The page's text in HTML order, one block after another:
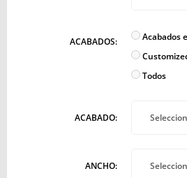
ACABADOS:
Acabados
Todos
ACABADO:
ANCHO: